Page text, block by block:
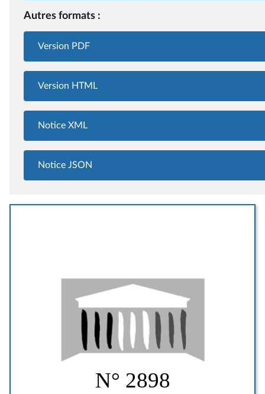
Autres formats :
Version PDF
Version HTML
Notice XML
Notice JSON